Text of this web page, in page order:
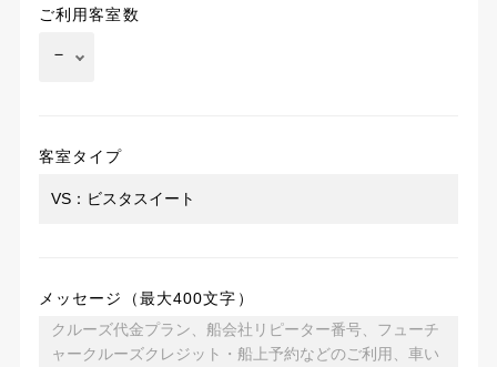
ご利用客室数
客室タイプ
メッセージ（最大400文字）